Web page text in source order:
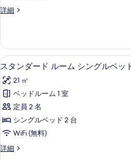
真
示
す
る
ー
ダ
ブ
ル
ベ
ッ
ド
1
台
(Free
詳細
ス
ー
ド
ル
ム
ダ
ブ
ル
ベ
ッ
ド
1
ス
タ
ン
ダ
ー
ド
ー
ミ
16
スタンダード ルーム シングルベ
21 ㎡
ベッドルーム 1 室
定員 2 名
シングルベッド 2 台
WiFi (無料)
詳細
ス